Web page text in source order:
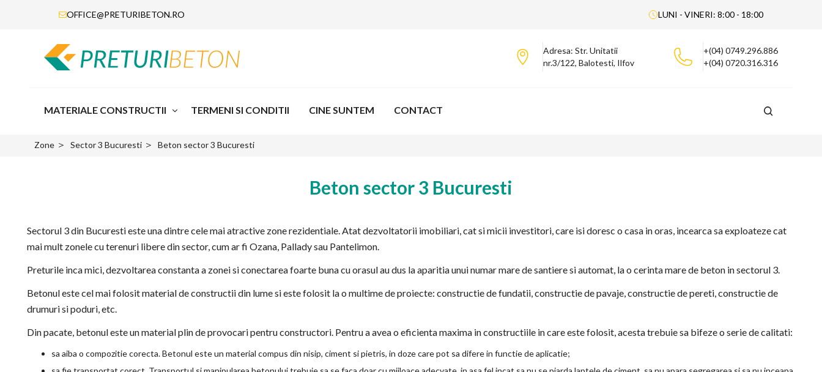
OFFICE@PRETURIBETON.RO LUNI - VINERI: 8:00 - 18:00
Adresa: Str. Unitatii
nr.3/122, Balotesti, Ilfov
+(04) 0749.296.886
+(04) 0720.316.316
MATERIALE CONSTRUCTII TERMENI SI CONDITII CINE SUNTEM CONTACT
Zone ＞ Sector 3 Bucuresti ＞ Beton sector 3 Bucuresti
Beton sector 3 Bucuresti
Sectorul 3 din Bucuresti este una dintre cele mai atractive zone rezidentiale. Atat dezvoltatorii imobiliari, cat si micii investitori, care isi doresc o casa in oras, incearca sa exploateze cat
mai mult zonele cu terenuri libere din sector, cum ar fi Ozana, Pallady sau Pantelimon.
Preturile inca mici, dezvoltarea constanta a zonei si conectarea foarte buna cu orasul au dus la aparitia unui numar mare de santiere si automat, la o cerinta mare de beton in sectorul 3.
Betonul este cel mai folosit material de constructii din lume si este folosit la o multime de proiecte: constructie de fundatii, constructie de pavaje, constructie de pereti, constructie de
drumuri si poduri, etc.
Din pacate, betonul este un material plin de provocari pentru constructori. Pentru a avea o eficienta maxima in constructiile in care este folosit, acesta trebuie sa bifeze o serie de calitati:
sa aiba o compozitie corecta. Betonul este un material compus din nisip, ciment si pietris, in doze care pot sa difere in functie de aplicatie;